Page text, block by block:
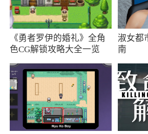
作战能力，构成多种威胁。玩
同方向的攻击，并始终保持警惕
小编评价
1、目前逆境重生游戏给人
后、方舟:生存进化等游戏有着
家可以在地图中收集物资建造
事抵挡野怪，而且对于AI机械
《勇者罗伊的婚礼》全角
色CG解锁攻略大全一览
淑女都
南